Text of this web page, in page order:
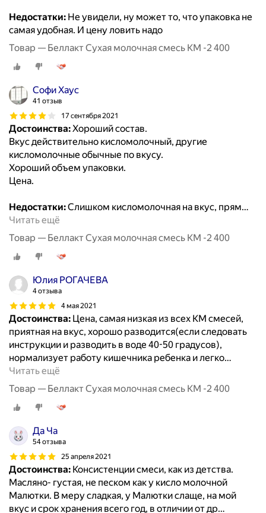
Недостатки: Не увидели, ну может то, что упаковка не
самая удобная. И цену ловить надо
Товар — Беллакт Сухая молочная смесь КМ -2 400
Софи Хаус
41 отзыв
17 сентября 2021
Достоинства:Хороший состав.
Вкус действительно кисломолочный, другие
кисломолочные обычные по вкусу.
Хороший объем упаковки.
Цена.
Недостатки:Слишком кисломолочная на вкус, прям…
Читать ещё
Товар — Беллакт Сухая молочная смесь КМ -2 400
Юлия РОГАЧЕВА
4 отзыва
4 мая 2021
Достоинства: Цена, самая низкая из всех КМ смесей,
приятная на вкус, хорошо разводится(если следовать
инструкции и разводить в воде 40-50 градусов),
нормализует работу кишечника ребенка и легко…
Читать ещё
Товар — Беллакт Сухая молочная смесь КМ -2 400
Да Ча
54 отзыва
25 апреля 2021
Достоинства: Консистенции смеси, как из детства.
Масляно- густая, не песком как у кисло молочной
Малютки. В меру сладкая, у Малютки слаще, на мой
вкус и срок хранения всего год, в отличии от др…